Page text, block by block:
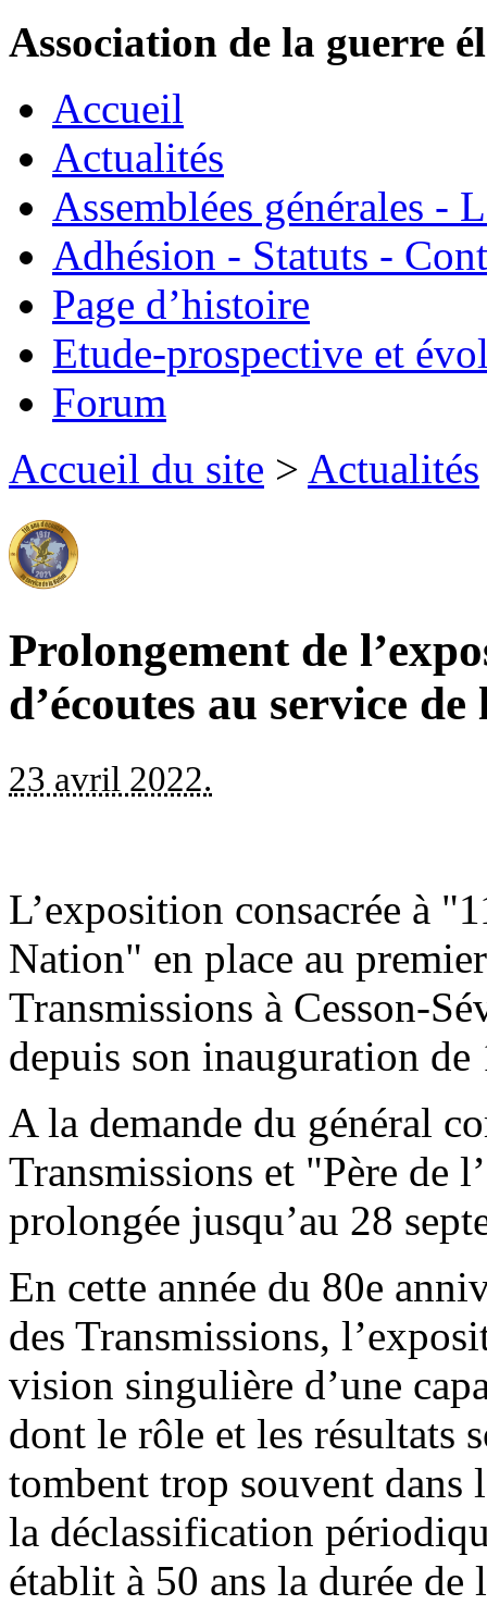
Association de la guerre
Accueil
Actualités
Assemblées générales -
Adhésion - Statuts -
Page d’histoire
Etude-prospective et
Forum
Accueil du site > Actualités
Prolongement de
d’écoutes au service
23 avril 2022.
L’exposition consacrée à
Nation" en place au
Transmissions à Cesson-
depuis son inauguration
A la demande du général
Transmissions et "Père de
prolongée jusqu’au 28
En cette année du 80e
des Transmissions,
vision singulière d’une
dont le rôle et les résultats
tombent trop souvent dans
la déclassification
établit à 50 ans la durée